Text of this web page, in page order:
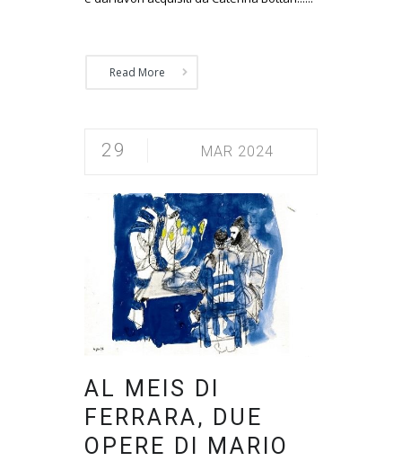
Read More
29 MAR 2024
AL MEIS DI
FERRARA, DUE
OPERE DI MARIO